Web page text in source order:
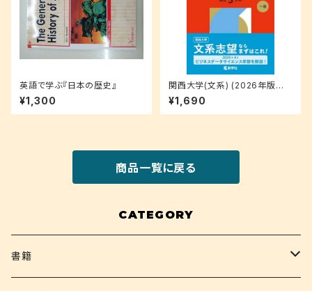
英語で学ぶ『日本の歴史』
¥1,300
関西大学(文系) (2026年版大
学赤本シリーズ)
¥1,690
商品一覧に戻る
CATEGORY
書籍